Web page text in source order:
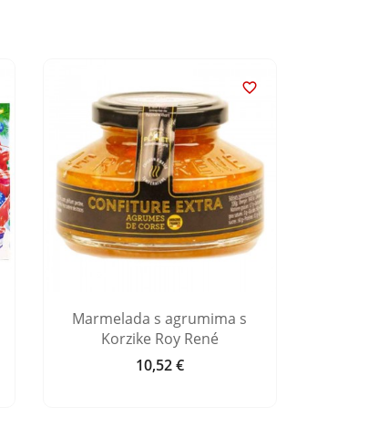

Marmelada s agrumima s
Korzike Roy René
Cijena
10,52 €